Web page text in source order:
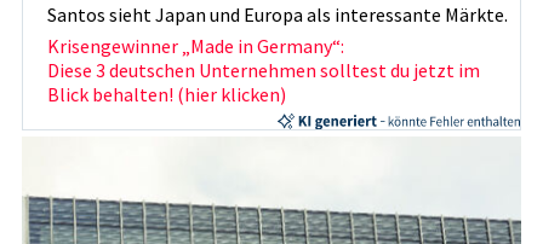
Santos sieht Japan und Europa als interessante Märkte.
Krisengewinner „Made in Germany“:
Diese 3 deutschen Unternehmen solltest du jetzt im
Blick behalten! (hier klicken)